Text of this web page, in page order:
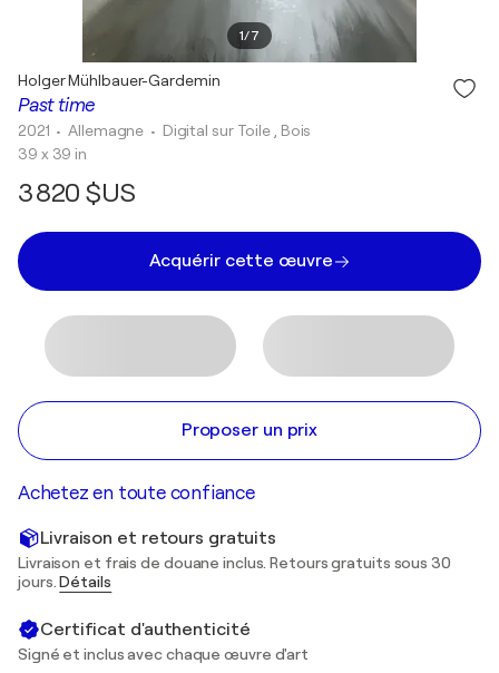
1/7
Past time
Holger Mühlbauer-Gardemin
2021 • Allemagne • Digital sur Toile , Bois
39 x 39 in
3 820 $US
Acquérir cette œuvre
Proposer un prix
Achetez en toute confiance
Livraison et retours gratuits
Livraison et frais de douane inclus. Retours gratuits sous 30
jours.Détails
Certificat d'authenticité
Signé et inclus avec chaque œuvre d'art